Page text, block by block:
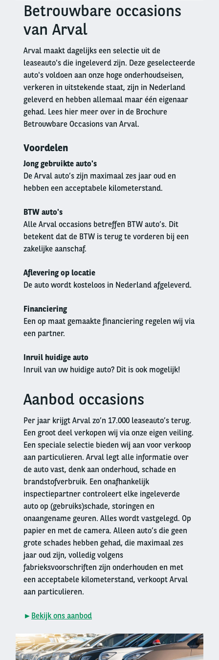
Right
columnBetrouwbare occasions
van Arval
Arval maakt dagelijks een selectie uit de
leaseauto's die ingeleverd zijn. Deze geselecteerde
auto's voldoen aan onze hoge onderhoudseisen,
verkeren in uitstekende staat, zijn in Nederland
geleverd en hebben allemaal maar één eigenaar
gehad. Lees hier meer over in de Brochure
Betrouwbare Occasions van Arval.
Voordelen
Jong gebruikte auto's
De Arval auto’s zijn maximaal zes jaar oud en
hebben een acceptabele kilometerstand.
BTW auto's
Alle Arval occasions betreffen BTW auto’s. Dit
betekent dat de BTW is terug te vorderen bij een
zakelijke aanschaf.
Aflevering op locatie
De auto wordt kosteloos in Nederland afgeleverd.
Financiering
Een op maat gemaakte financiering regelen wij via
een partner.
Inruil huidige auto
Inruil van uw huidige auto? Dit is ook mogelijk!
columnAanbod occasions
Per jaar krijgt Arval zo’n 17.000 leaseauto’s terug.
Een groot deel verkopen wij via onze eigen veiling.
Een speciale selectie bieden wij aan voor verkoop
aan particulieren. Arval legt alle informatie over
de auto vast, denk aan onderhoud, schade en
brandstofverbruik. Een onafhankelijk
inspectiepartner controleert elke ingeleverde
auto op (gebruiks)schade, storingen en
onaangename geuren. Alles wordt vastgelegd. Op
papier en met de camera. Alleen auto’s die geen
grote schades hebben gehad, die maximaal zes
jaar oud zijn, volledig volgens
fabrieksvoorschriften zijn onderhouden en met
een acceptabele kilometerstand, verkoopt Arval
aan particulieren.
► Bekijk ons aanbod
Right
column